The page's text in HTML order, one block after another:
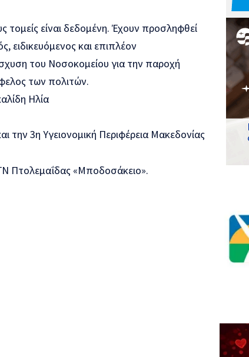
τομείς είναι δεδομένη. Έχουν προσληφθεί
ειδικευόμενος και επιπλέον
του Νοσοκομείου για την παροχή
των πολιτών.
Ηλία
την 3η Υγειονομική Περιφέρεια Μακεδονίας